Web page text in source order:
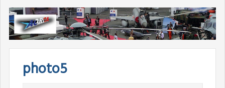
photo5